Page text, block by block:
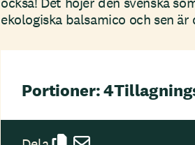
ekologiska balsamico och sen
Portioner: 4